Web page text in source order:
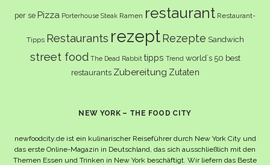
per se Pizza Porterhouse Steak Ramen restaurant Restaurant-
Tipps Restaurants rezept Rezepte Sandwich
street food The Dead Rabbit tipps Trend world´s 50 best
restaurants Zubereitung Zutaten
NEW YORK – THE FOOD CITY
newfoodcity.de ist ein kulinarischer Reiseführer durch New York City und
das erste Online-Magazin in Deutschland, das sich ausschließlich mit den
Themen Essen und Trinken in New York beschäftigt. Wir liefern das Beste